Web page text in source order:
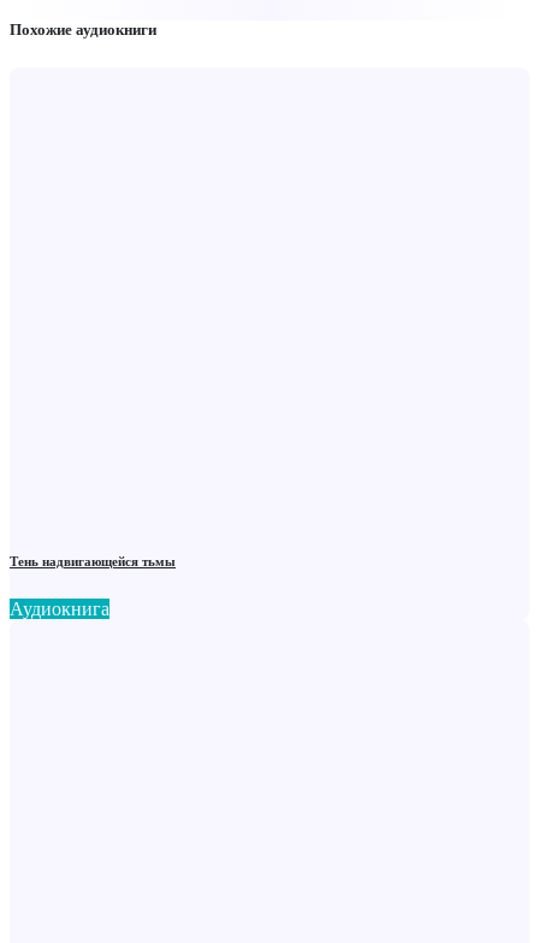
Похожие аудиокниги
Тень надвигающейся тьмы
Аудиокнига